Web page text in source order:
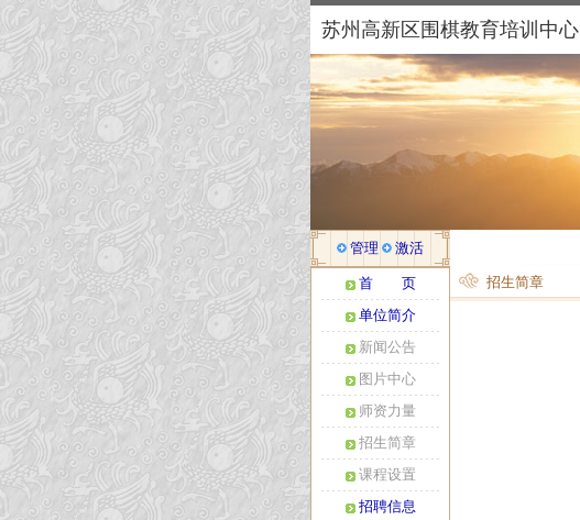
苏州高新区围棋教育培训中心
管理 激活
首 页
单位简介
新闻公告
图片中心
师资力量
招生简章
课程设置
招聘信息
招生简章